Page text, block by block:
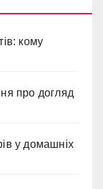
кому
про догляд
у домашніх